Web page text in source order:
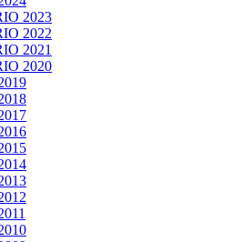
2023
2022
2021
2020